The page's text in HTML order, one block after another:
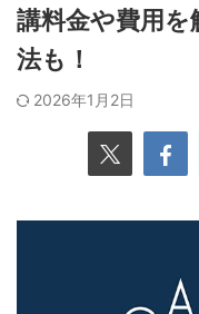
講料金や費用
法も！
2026年1月2日